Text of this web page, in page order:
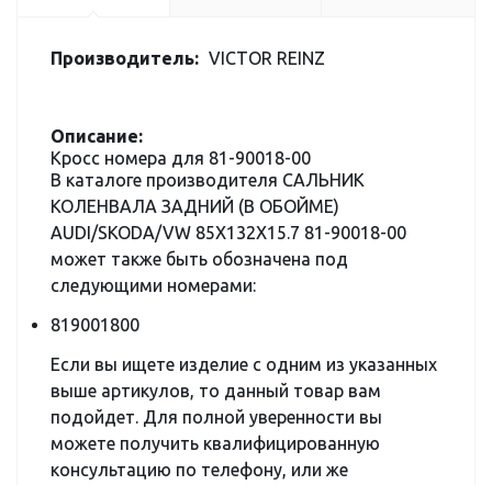
Производитель: VICTOR REINZ
Описание:
Кросс номера для 81-90018-00
В каталоге производителя САЛЬНИК
КОЛЕНВАЛА ЗАДНИЙ (В ОБОЙМЕ)
AUDI/SKODA/VW 85X132X15.7 81-90018-00
может также быть обозначена под
следующими номерами:
819001800
Если вы ищете изделие с одним из указанных
выше артикулов, то данный товар вам
подойдет. Для полной уверенности вы
можете получить квалифицированную
консультацию по телефону, или же